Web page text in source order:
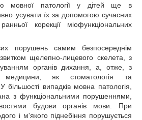
мовної патології у дітей ще в
усувати їх за допомогою сучасних
корекції міофункціональних
порушень самим безпосереднім
щелепно-лицевого скелета, з
органів дихання, а, отже, з
як стоматологія та
більшості випадків мовна патологія,
з функціональними порушеннями,
будови органів мови. При
і м'якого піднебіння порушується